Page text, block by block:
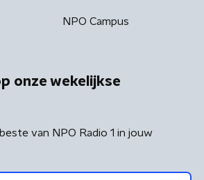
NPO Campus
onze wekelijkse
van NPO Radio 1 in jouw